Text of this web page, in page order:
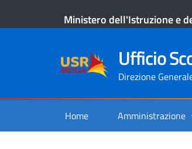
Ministero dell'Istruzione e
Ufficio
Direzione
Home Amministrazione